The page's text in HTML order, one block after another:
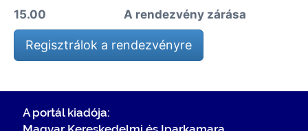
15.00
A rendezvény zárása
Regisztrálok a rendezvényre
A portál kiadója: